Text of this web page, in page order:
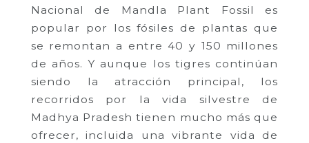
Nacional de Mandla Plant Fossil es
popular por los fósiles de plantas que
se remontan a entre 40 y 150 millones
de años. Y aunque los tigres continúan
siendo la atracción principal, los
recorridos por la vida silvestre de
Madhya Pradesh tienen mucho más que
ofrecer, incluida una vibrante vida de